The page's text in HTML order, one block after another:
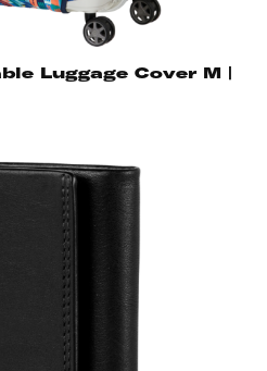
Luggage Cover M |